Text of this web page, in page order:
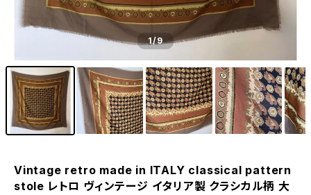
1/9
Vintage retro made in ITALY classical pattern
stole レトロ ヴィンテージ イタリア製 クラシカル柄 大